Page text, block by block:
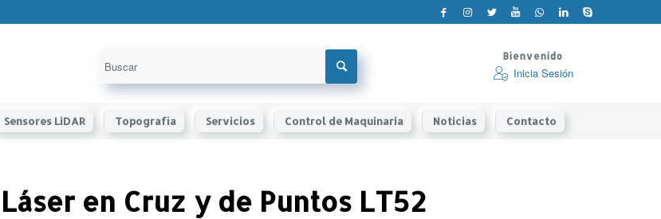
Sensores LiDAR Topografía Servicios Control de Maquinaria Noticias Contacto
Bienvenido
Inicia Sesión
Láser en Cruz y de Puntos LT52